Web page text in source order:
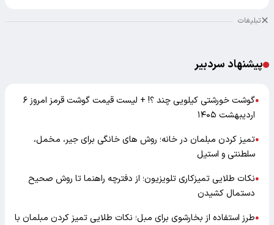
تبلیغات
پیشنهاد سردبیر
●
گوشت خورشتی کیلویی چند ؟! + لیست قیمت گوشت قرمز امروز ۶
اردیبهشت ۱۴۰۵
●تمیز کردن مبلمان در خانه؛ روش های خانگی برای جیر، مخمل،
سلطنتی و استیل
●نکات طلایی تمیزکاری تلویزیون؛ از دفترچه راهنما تا روش صحیح
دستمال کشیدن
●طرز استفاده از بخارشوی برای مبل؛ نکات طلایی تمیز کردن مبلمان با